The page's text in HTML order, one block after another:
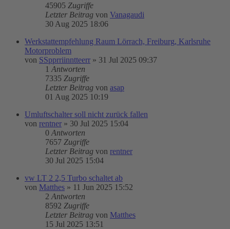
45905 Zugriffe
Letzter Beitrag von Vanagaudi
30 Aug 2025 18:06
Werkstattempfehlung Raum Lörrach, Freiburg, Karlsruhe
Motorproblem
von SSpprriinntteerr » 31 Jul 2025 09:37
1 Antworten
7335 Zugriffe
Letzter Beitrag von asap
01 Aug 2025 10:19
Umluftschalter soll nicht zurück fallen
von rentner » 30 Jul 2025 15:04
0 Antworten
7657 Zugriffe
Letzter Beitrag von rentner
30 Jul 2025 15:04
vw LT 2 2,5 Turbo schaltet ab
von Matthes » 11 Jun 2025 15:52
2 Antworten
8592 Zugriffe
Letzter Beitrag von Matthes
15 Jul 2025 13:51